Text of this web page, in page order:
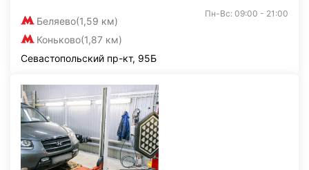
Беляево(1,59 км)
Коньково(1,87 км)
Пн-Вс: 09:00 - 21:00
Севастопольский пр-кт, 95Б